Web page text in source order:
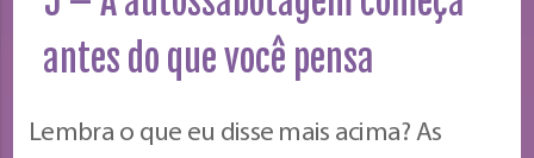
antes do que você pensa
Lembra o que eu disse mais acima? As